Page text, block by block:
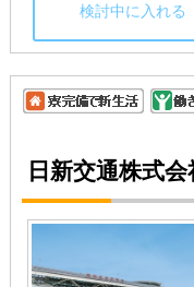
検討中に入れる
日新交通株式